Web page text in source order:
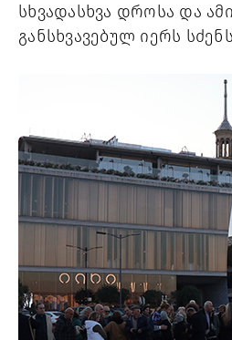
სხვადასხვა დროსა და
განსხვავებულ იერს